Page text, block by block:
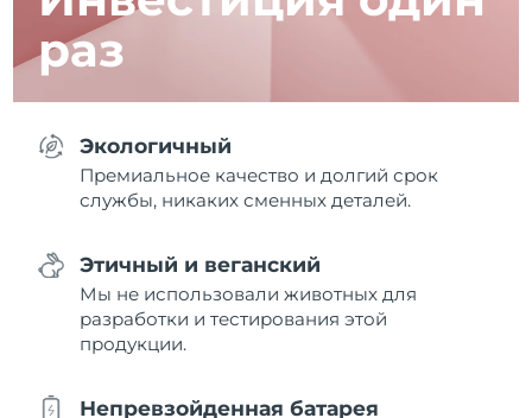
раз
Экологичный
Премиальное качество и долгий срок
службы, никаких сменных деталей.
Этичный и веганский
Мы не использовали животных для
разработки и тестирования этой
продукции.
Непревзойденная батарея